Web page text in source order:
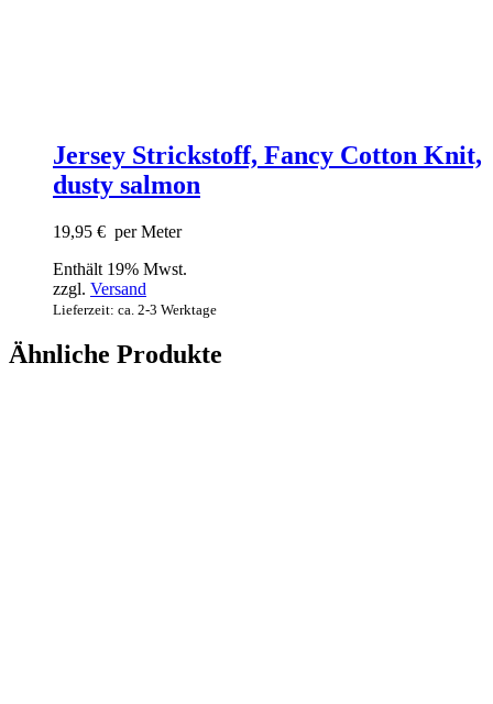
Jersey Strickstoff, Fancy Cotton Knit,
dusty salmon
19,95 € per Meter
Enthält 19% Mwst.
zzgl. Versand
Lieferzeit: ca. 2-3 Werktage
Ähnliche Produkte